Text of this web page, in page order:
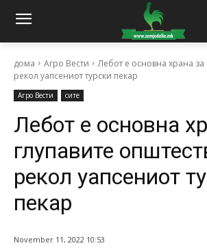
дома Агро Вести
Лебот е основна храна за
рекол уапсениот турски пекар
Агро Вести сите
Лебот е основна
глупавите
рекол уапсениот
пекар
November 11, 2022 10:53